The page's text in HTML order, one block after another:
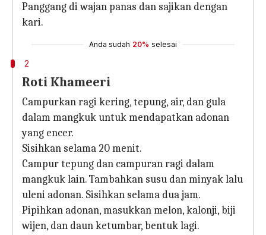
Panggang di wajan panas dan sajikan dengan
kari.
Anda sudah 20% selesai
2
Roti Khameeri
Campurkan ragi kering, tepung, air, dan gula
dalam mangkuk untuk mendapatkan adonan
yang encer.
Sisihkan selama 20 menit.
Campur tepung dan campuran ragi dalam
mangkuk lain. Tambahkan susu dan minyak lalu
uleni adonan. Sisihkan selama dua jam.
Pipihkan adonan, masukkan melon, kalonji, biji
wijen, dan daun ketumbar, bentuk lagi.